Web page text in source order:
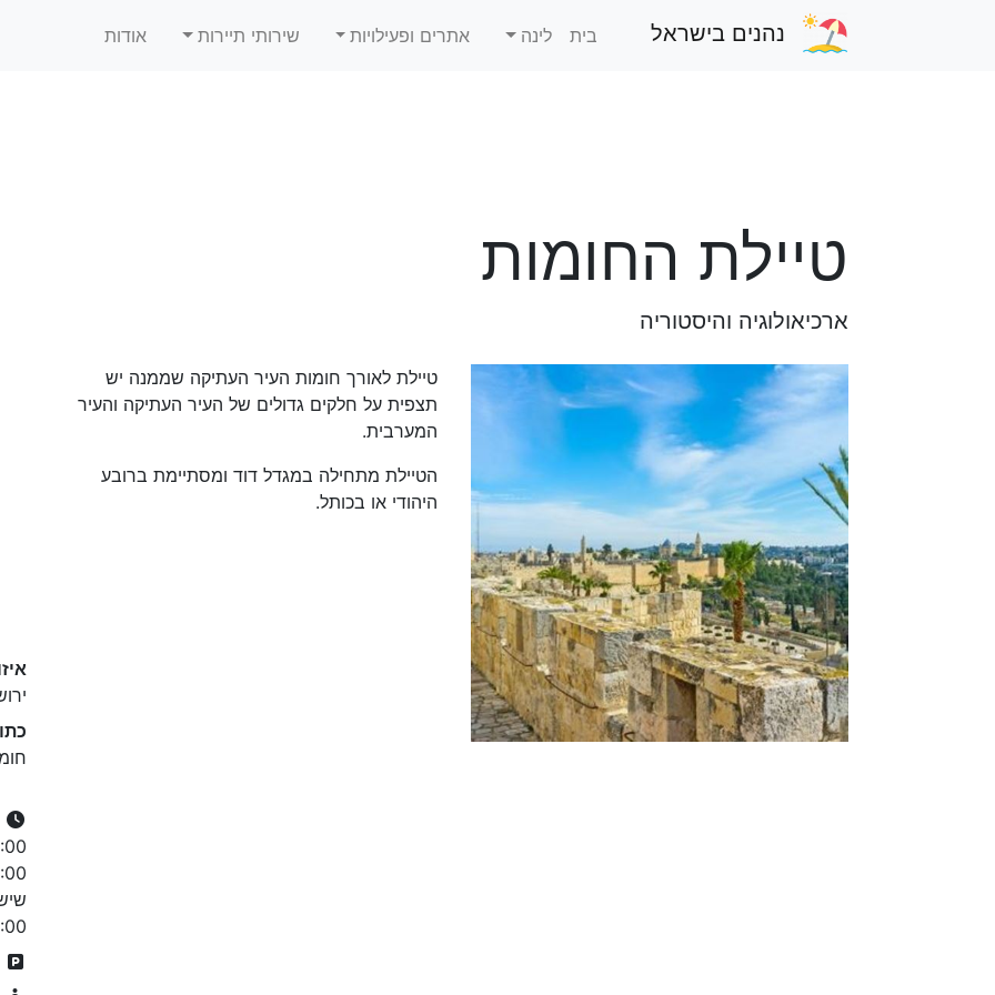
נהנים בישראל בית לינה אתרים ופעילויות שירותי תיירות אודות
טיילת החומות
ארכיאולוגיה והיסטוריה
טיילת לאורך חומות העיר העתיקה שממנה יש
תצפית על חלקים גדולים של העיר העתיקה והעיר
המערבית.
הטיילת מתחילה במגדל דוד ומסתיימת ברובע
היהודי או בכותל.